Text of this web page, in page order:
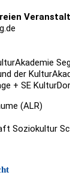
der
+ SE
(ALR)
Soziokultur